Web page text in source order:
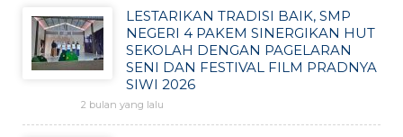
LESTARIKAN TRADISI BAIK, SMP
NEGERI 4 PAKEM SINERGIKAN HUT
SEKOLAH DENGAN PAGELARAN
SENI DAN FESTIVAL FILM PRADNYA
SIWI 2026
2 bulan yang lalu